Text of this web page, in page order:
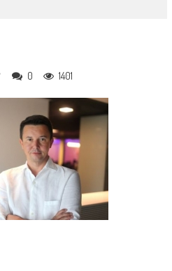
0 1401